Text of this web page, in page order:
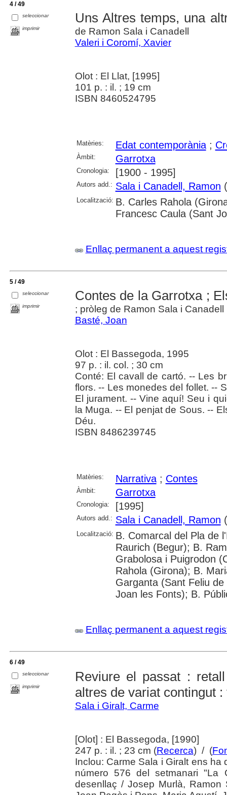
4 / 49
seleccionar
imprimir
Uns Altres temps, una
de Ramon Sala i Canadell
Valeri i Coromí, Xavier
Olot : El Llat, [1995]
101 p. : il. ; 19 cm
ISBN 8460524795
Matèries: Edat contemporània;
Àmbit: Garrotxa
Cronologia: [1900 - 1995]
Autors add.: Sala i Canadell, Ramon
Localització: B. Carles Rahola
Francesc Caula (Sant
Enllaç permanent a aquest
5 / 49
seleccionar
imprimir
Contes de la Garrotxa ;
; pròleg de Ramon Sala i Canadell
Basté, Joan
Olot : El Bassegoda, 1995
97 p. : il. col. ; 30 cm
Conté: El cavall de cartó. -- Les
flors. -- Les monedes del follet. --
El jurament. -- Vine aquí! Seu i
la Muga. -- El penjat de Sous. --
Déu.
ISBN 8486239745
Matèries: Narrativa; Contes
Àmbit: Garrotxa
Cronologia: [1995]
Autors add.: Sala i Canadell, Ramon
Localització: B. Comarcal del Pla de
Raurich (Begur); B.
Grabolosa i Puigrodon
Rahola (Girona); B.
Garganta (Sant Feliu
Joan les Fonts); B.
Enllaç permanent a aquest
6 / 49
seleccionar
imprimir
Reviure el passat :
altres de variat contingut :
Sala i Giralt, Carme
[Olot] : El Bassegoda, [1990]
247 p. : il. ; 23 cm (Recerca) / (
Inclou: Carme Sala i Giralt ens
número 576 del setmanari "La
desenllaç / Josep Murlà,